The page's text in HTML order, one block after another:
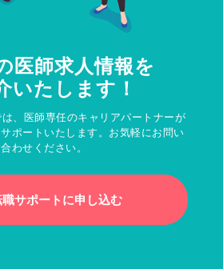
医師求人情報を
いたします！
、医師専任のキャリアパートナーが
ポートいたします。お気軽にお問い
合わせください。
サポートに申し込む